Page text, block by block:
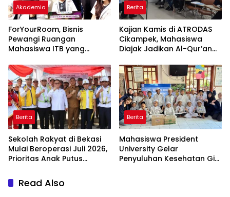
Akademia
ForYourRoom, Bisnis
Pewangi Ruangan
Mahasiswa ITB yang
Berita
Kajian Kamis di ATRODAS
Cikampek, Mahasiswa
Diajak Jadikan Al-Qur’an
Berita
Sekolah Rakyat di Bekasi
Mulai Beroperasi Juli 2026,
Prioritas Anak Putus
Berita
Mahasiswa President
University Gelar
Penyuluhan Kesehatan Gigi
Read Also